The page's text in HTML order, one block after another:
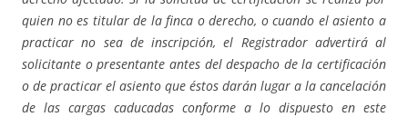
quien no es titular de la finca o derecho, o cuando el asiento a
practicar no sea de inscripción, el Registrador advertirá al
solicitante o presentante antes del despacho de la certificación
o de practicar el asiento que éstos darán lugar a la cancelación
de las cargas caducadas conforme a lo dispuesto en este